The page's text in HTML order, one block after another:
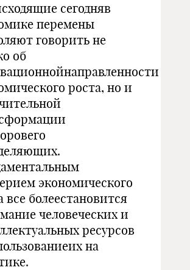
сегодняв
перемены
говорить не
об
роста, но и
экономического
все болеестановится
человеческих и
ресурсов
на